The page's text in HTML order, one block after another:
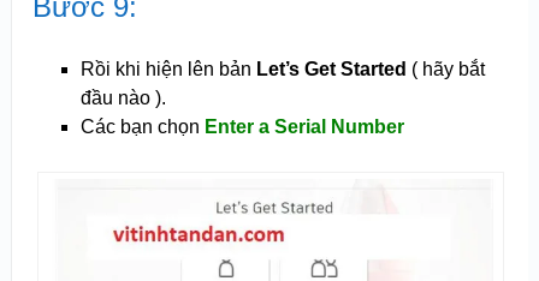
Rồi khi hiện lên bản Let’s Get Started ( hãy bắt
đầu nào ).
Các bạn chọn Enter a Serial Number